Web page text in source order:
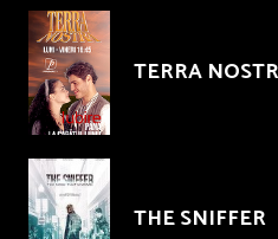
TERRA
THE SNIFFER